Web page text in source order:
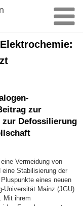
zur
Defossilierung
Vermeidung von
Stabilisierung der
eines neuen
Universität Mainz (JGU)
Mit ihrem